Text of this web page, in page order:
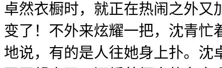
卓然衣橱时，就正在热闹之外又
变了！不外来炫耀一把，沈青
地说，有的是人往她身上扑。沈